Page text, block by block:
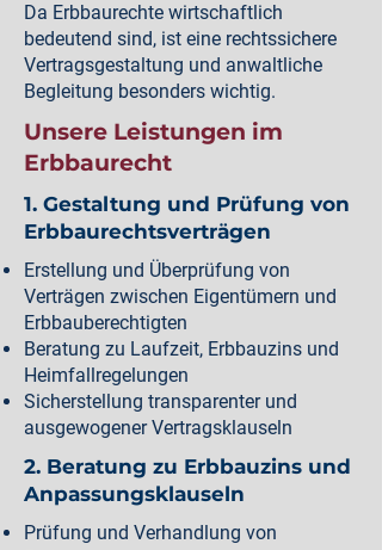
Da Erbbaurechte wirtschaftlich
bedeutend sind, ist eine rechtssichere
Vertragsgestaltung und anwaltliche
Begleitung besonders wichtig.
Unsere Leistungen im
Erbbaurecht
1. Gestaltung und Prüfung von
Erbbaurechtsverträgen
Erstellung und Überprüfung von
Verträgen zwischen Eigentümern und
Erbbauberechtigten
Beratung zu Laufzeit, Erbbauzins und
Heimfallregelungen
Sicherstellung transparenter und
ausgewogener Vertragsklauseln
2. Beratung zu Erbbauzins und
Anpassungsklauseln
Prüfung und Verhandlung von